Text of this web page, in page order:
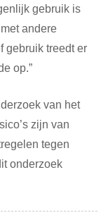
gebruik is
andere
gebruik treedt er
op.”
van het
zijn van
tegen
onderzoek